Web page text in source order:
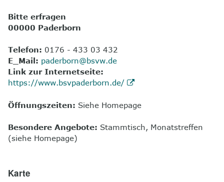
Bitte erfragen
00000 Paderborn
Telefon: 0176 - 433 03 432
E_Mail: paderborn@bsvw.de
Link zur Internetseite:
https://www.bsvpaderborn.de/
Öffnungszeiten: Siehe Homepage
Besondere Angebote: Stammtisch, Monatstreffen
(siehe Homepage)
Karte